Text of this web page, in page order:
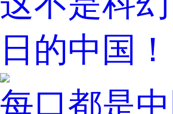
日的中国！
每口都是